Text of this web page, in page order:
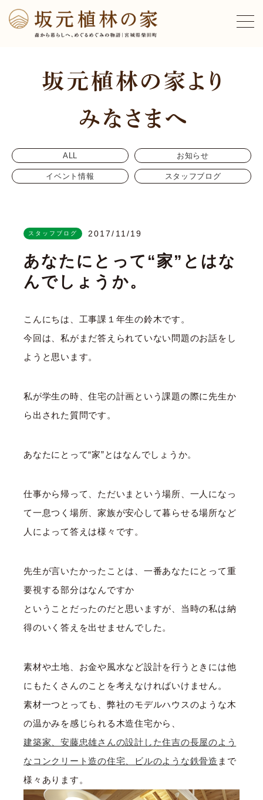
ALL お知らせ
イベント情報 スタッフブログ
スタッフブログ 2017/11/19
あなたにとって“家”とはな
んでしょうか。
こんにちは、工事課１年生の鈴木です。
今回は、私がまだ答えられていない問題のお話をし
ようと思います。
私が学生の時、住宅の計画という課題の際に先生か
ら出された質問です。
あなたにとって“家”とはなんでしょうか。
仕事から帰って、ただいまという場所、一人になっ
て一息つく場所、家族が安心して暮らせる場所など
人によって答えは様々です。
先生が言いたかったことは、一番あなたにとって重
要視する部分はなんですか
ということだったのだと思いますが、当時の私は納
得のいく答えを出せませんでした。
素材や土地、お金や風水など設計を行うときには他
にもたくさんのことを考えなければいけません。
素材一つとっても、弊社のモデルハウスのような木
の温かみを感じられる木造住宅から、
建築家、安藤忠雄さんの設計した住吉の長屋のよう
なコンクリート造の住宅、ビルのような鉄骨造 まで
様々あります。